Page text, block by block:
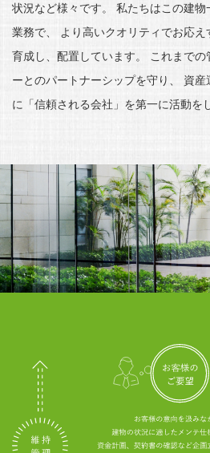
状況など様々です。
私たちはこの建物
業務で、
より高いクオリティでお応
育成し、配置しています。
これまで
ーとのパートナーシップを守り、
資産
に「信頼される会社」を第一に活動を